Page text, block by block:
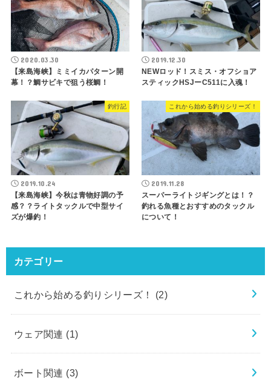
2020.03.30
【来島海峡】ミミイカパターン開
幕！？鯛サビキで狙う桜鯛！
2019.12.30
NEWロッド！スミス・オフショア
スティックHSJーC511に入魂！
釣行記
2019.10.24
【来島海峡】今秋は青物好調の予
感？？ライトタックルで中型サイ
ズが爆釣！
これから始める釣りシリーズ！
2019.11.28
スーパーライトジギングとは！？
釣れる魚種とおすすめのタックル
について！
カテゴリー
これから始める釣りシリーズ！ (2)
ウェア関連 (1)
ボート関連 (3)